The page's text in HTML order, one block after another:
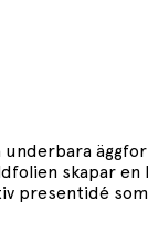
skapar
presentidé